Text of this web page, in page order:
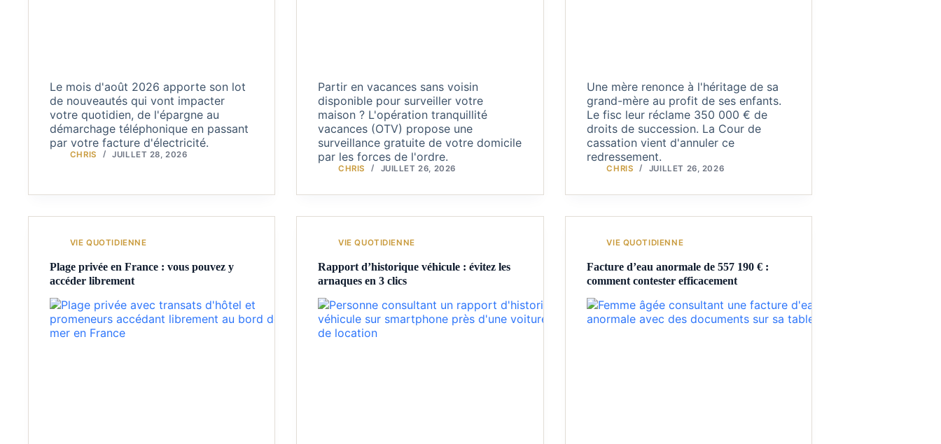
Le mois d'août 2026 apporte son lot
de nouveautés qui vont impacter
votre quotidien, de l'épargne au
démarchage téléphonique en passant
par votre facture d'électricité.
CHRIS JUILLET 28, 2026
Partir en vacances sans voisin
disponible pour surveiller votre
maison ? L'opération tranquillité
vacances (OTV) propose une
surveillance gratuite de votre domicile
par les forces de l'ordre.
CHRIS JUILLET 26, 2026
Une mère renonce à l'héritage de sa
grand-mère au profit de ses enfants.
Le fisc leur réclame 350 000 € de
droits de succession. La Cour de
cassation vient d'annuler ce
redressement.
CHRIS JUILLET 26, 2026
VIE QUOTIDIENNE
Plage privée en France : vous pouvez y
accéder librement
VIE QUOTIDIENNE
Rapport d’historique véhicule : évitez les
arnaques en 3 clics
VIE QUOTIDIENNE
Facture d’eau anormale de 557 190 € :
comment contester efficacement